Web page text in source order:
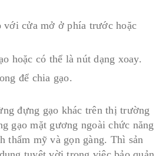
với cửa mở ở phía trước hoặc
hoặc có thể là nút dạng xoay.
để chia gạo.
đựng gạo khác trên thị trường
gạo mặt gương ngoài chức năng
thẩm mỹ và gọn gàng. Thì sản